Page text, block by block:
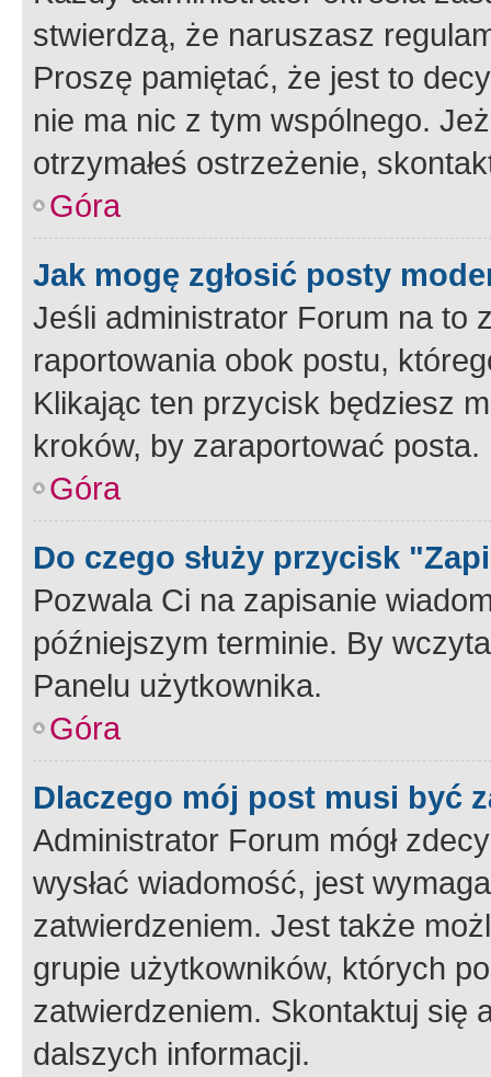
stwierdzą, że naruszasz
Proszę pamiętać, że jest to
nie ma nic z tym wspólnego.
otrzymałeś ostrzeżenie,
Góra
Jak mogę zgłosić posty
Jeśli administrator Forum na to
raportowania obok postu,
Klikając ten przycisk będziesz
kroków, by zaraportować posta.
Góra
Do czego służy przycisk
Pozwala Ci na zapisanie
późniejszym terminie. By
Panelu użytkownika.
Góra
Dlaczego mój post musi być
Administrator Forum mógł
wysłać wiadomość, jest
zatwierdzeniem. Jest także
grupie użytkowników, których
zatwierdzeniem. Skontaktuj się
dalszych informacji.